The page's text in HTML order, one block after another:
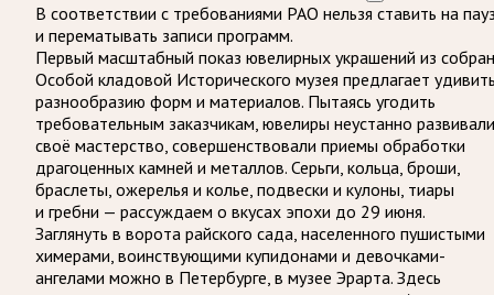
В соответствии с требованиями РАО нельзя ставить на
и перематывать записи программ.
Первый масштабный показ ювелирных украшений из
Особой кладовой Исторического музея предлагает
разнообразию форм и материалов. Пытаясь угодить
требовательным заказчикам, ювелиры неустанно развивали
своё мастерство, совершенствовали приемы обработки
драгоценных камней и металлов. Серьги, кольца, броши,
браслеты, ожерелья и колье, подвески и кулоны, тиары
и гребни — рассуждаем о вкусах эпохи до 29 июня.
Заглянуть в ворота райского сада, населенного пушистыми
химерами, воинствующими купидонами и девочками-
ангелами можно в Петербурге, в музее Эрарта. Здесь